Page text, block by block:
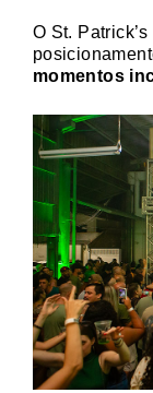
O St.
momentos